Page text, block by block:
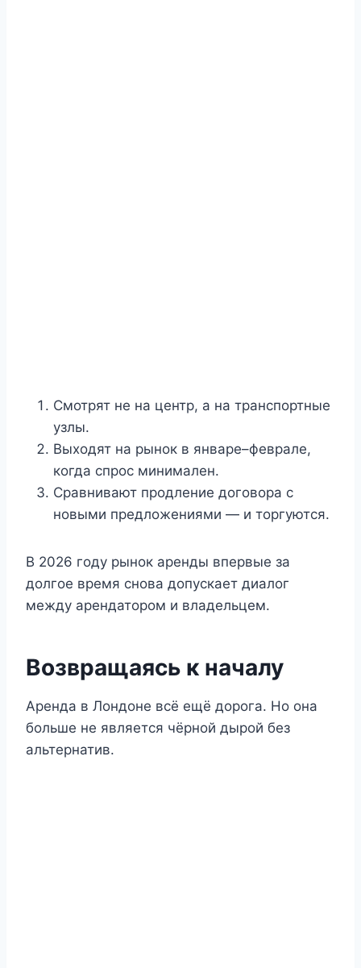
Смотрят не на центр, а на транспортные
узлы.
Выходят на рынок в январе–феврале,
когда спрос минимален.
Сравнивают продление договора с
новыми предложениями — и торгуются.
В 2026 году рынок аренды впервые за
долгое время снова допускает диалог
между арендатором и владельцем.
Возвращаясь к началу
Аренда в Лондоне всё ещё дорога. Но она
больше не является чёрной дырой без
альтернатив.